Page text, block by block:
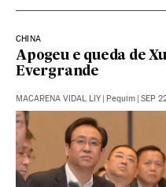
CHINA
Apogeu e queda de
Evergrande
MACARENA VIDAL LIY Pequim SEP